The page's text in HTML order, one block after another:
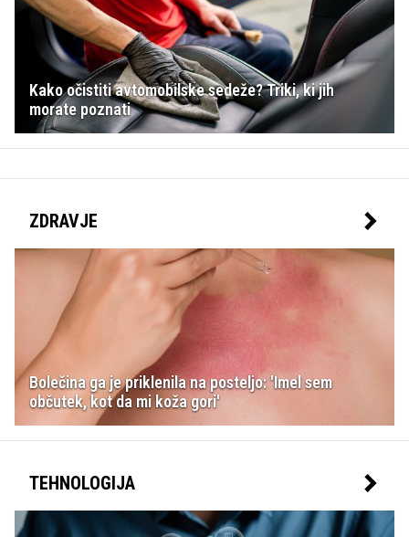
Kako očistiti avtomobilske sedeže? Triki, ki jih
morate poznati
ZDRAVJE
Bolečina ga je priklenila na posteljo: 'Imel sem
občutek, kot da mi koža gori'
TEHNOLOGIJA